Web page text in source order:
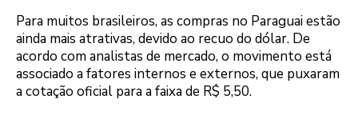
Para muitos brasileiros, as compras no Paraguai estão
ainda mais atrativas, devido ao recuo do dólar. De
acordo com analistas de mercado, o movimento está
associado a fatores internos e externos, que puxaram
a cotação oficial para a faixa de R$ 5,50.